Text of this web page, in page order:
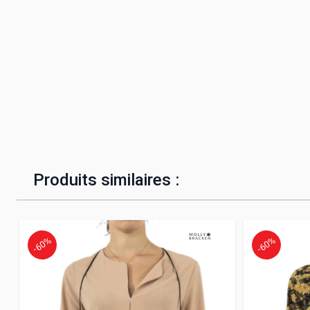
Produits similaires :
-60% -60%